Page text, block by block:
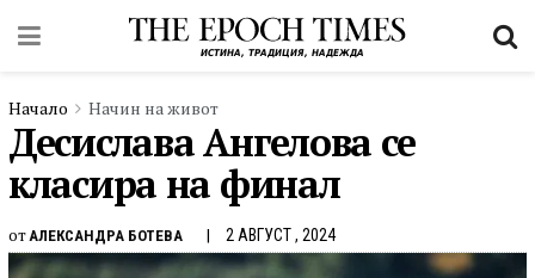
Начало Начин на живот
Десислава Ангелова се
класира на финал
от АЛЕКСАНДРА БОТЕВА 2 АВГУСТ , 2024